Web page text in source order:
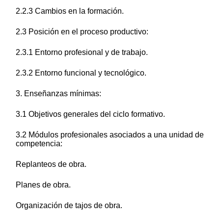
2.2.3 Cambios en la formación.
2.3 Posición en el proceso productivo:
2.3.1 Entorno profesional y de trabajo.
2.3.2 Entorno funcional y tecnológico.
3. Enseñanzas mínimas:
3.1 Objetivos generales del ciclo formativo.
3.2 Módulos profesionales asociados a una unidad de
competencia:
Replanteos de obra.
Planes de obra.
Organización de tajos de obra.